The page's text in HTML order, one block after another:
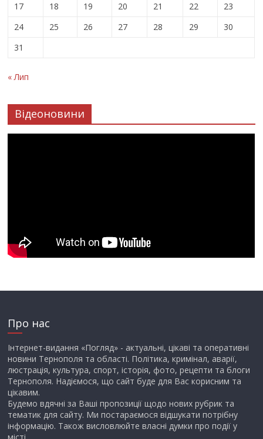
17
18 19 20 21 22
23
24
25 26 27 28 29
30
31
« Лип
Відеоновини
Про нас
Інтернет-видання «Погляд» - актуальні, цікаві та оперативні
новини Тернополя та області. Політика, кримінал, аварії,
люстрація, культура, спорт, історія, фото, рецепти та блоги
Тернополя. Надіємося, що сайт буде для Вас корисним та
цікавим.
Будемо вдячні за Ваші пропозиції щодо нових рубрик та
тематик для сайту. Ми постараємося відшукати потрібну
інформацію. Також висловлюйте власні думки про події у
місті.